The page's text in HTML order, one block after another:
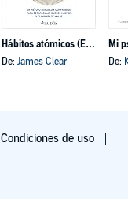
Hábitos atómicos (Español neutro)
De: James Clear
Mi
De:
Condiciones de uso